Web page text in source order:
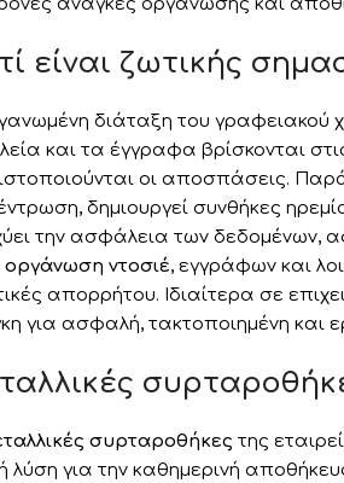
ανάγκες οργάνωσης και
είναι ζωτικής
διάταξη του γραφειακού
και τα έγγραφα βρίσκονται
οι αποσπάσεις.
δημιουργεί συνθήκες
την ασφάλεια των δεδομένων,
οργάνωση ντοσιέ, εγγράφων και
απορρήτου. Ιδιαίτερα σε
για ασφαλή, τακτοποιημένη και
συρταροθήκες της
λύση για την καθημερινή